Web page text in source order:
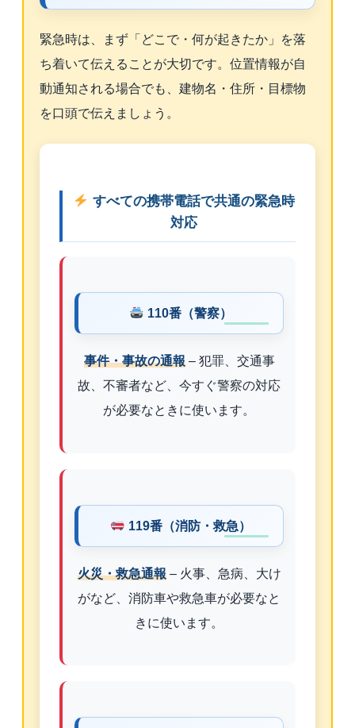
緊急時は、まず「どこで・何が起きたか」を落
ち着いて伝えることが大切です。位置情報が自
動通知される場合でも、建物名・住所・目標物
を口頭で伝えましょう。
すべての携帯電話で共通の緊急時
対応
110番（警察）
事件・事故の通報– 犯罪、交通事
故、不審者など、今すぐ警察の対応
が必要なときに使います。
119番（消防・救急）
火災・救急通報– 火事、急病、大け
がなど、消防車や救急車が必要なと
きに使います。